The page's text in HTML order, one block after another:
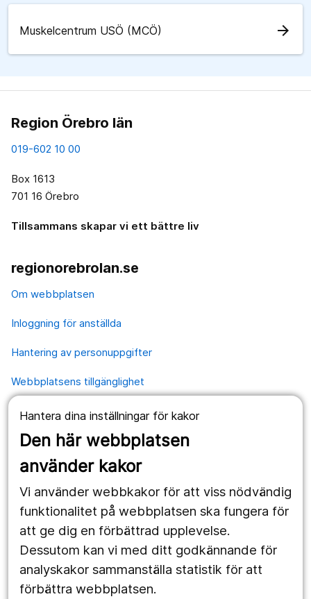
Hantera dina inställningar för kakor
Den här webbplatsen
använder kakor
Vi använder webbkakor för att viss nödvändig
funktionalitet på webbplatsen ska fungera för
att ge dig en förbättrad upplevelse.
Dessutom kan vi med ditt godkännande för
analyskakor sammanställa statistik för att
förbättra webbplatsen.
Muskelcentrum USÖ (MCÖ) arrow_forward
Region Örebro län
019-602 10 00
Box 1613
701 16 Örebro
Tillsammans skapar vi ett bättre liv
regionorebrolan.se
Om webbplatsen
Inloggning för anställda
Hantering av personuppgifter
Webbplatsens tillgänglighet
Våra webbplatser
1177.se
Region Örebro län
Följ oss
Facebook